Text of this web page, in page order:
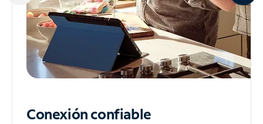
Conexión confiable